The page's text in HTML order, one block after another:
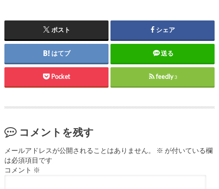
ポスト シェア
はてブ 送る
Pocket feedly3
コメントを残す
メールアドレスが公開されることはありません。 ※ が付いている欄
は必須項目です
コメント ※